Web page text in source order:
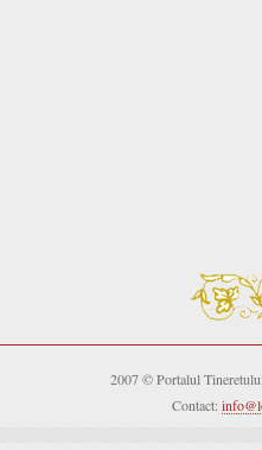
2007 © Portalul
Contact: